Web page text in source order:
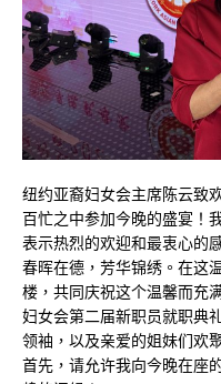
纽约亚裔妇女会主席陈云致
百忙之中参加今晚的盛宴！
表示热烈的欢迎和最衷心的
春晖在德，芳华锦绣。在这
楼，共同庆祝这个温馨而充
妇女会第二届新职员就职典
领袖，以及亲爱的姐妹们欢
首先，请允许我向今晚在座